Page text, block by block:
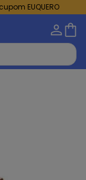
EUQUERO